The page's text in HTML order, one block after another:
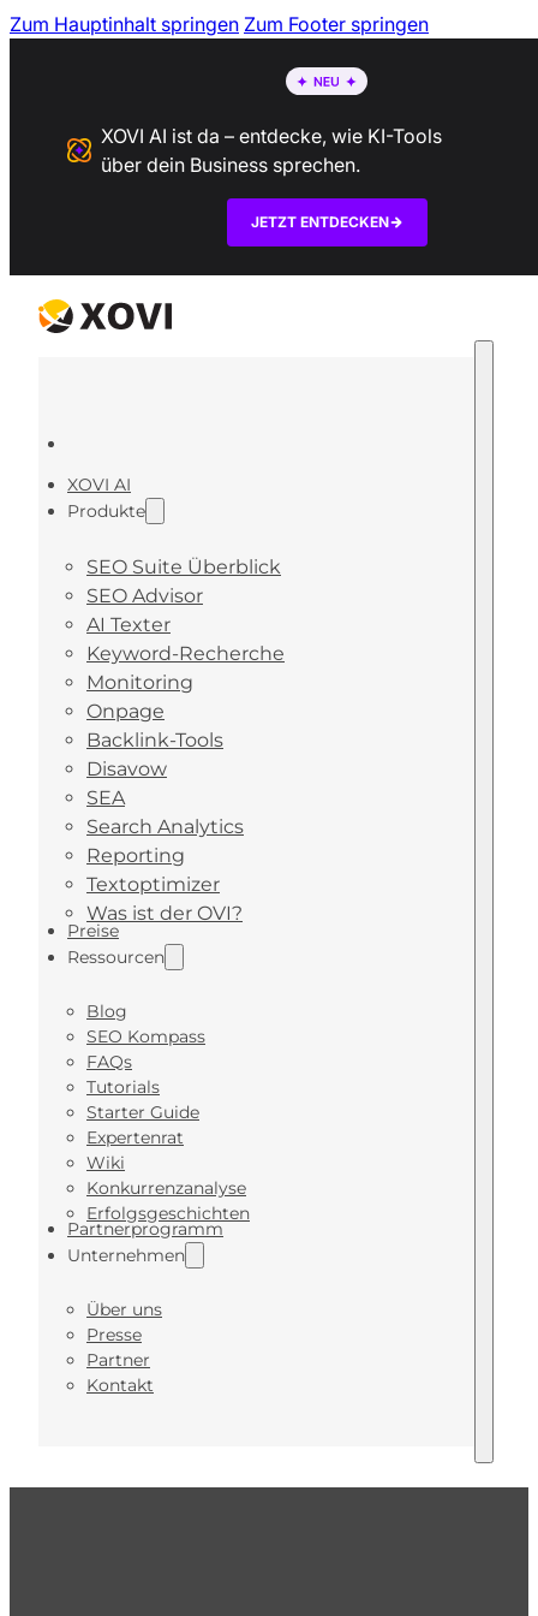
Zum Hauptinhalt springen Zum Footer springen
XOVI AI ist da – entdecke, wie KI-Tools
über dein Business sprechen.
JETZT ENTDECKEN
XOVI AI
Produkte
SEO Suite Überblick
SEO Advisor
AI Texter
Keyword-Recherche
Monitoring
Onpage
Backlink-Tools
Disavow
SEA
Search Analytics
Reporting
Textoptimizer
Was ist der OVI?
Preise
Ressourcen
Blog
SEO Kompass
FAQs
Tutorials
Starter Guide
Expertenrat
Wiki
Konkurrenzanalyse
Erfolgsgeschichten
Partnerprogramm
Unternehmen
Über uns
Presse
Partner
Kontakt